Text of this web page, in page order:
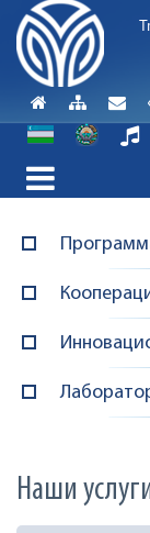
Наши